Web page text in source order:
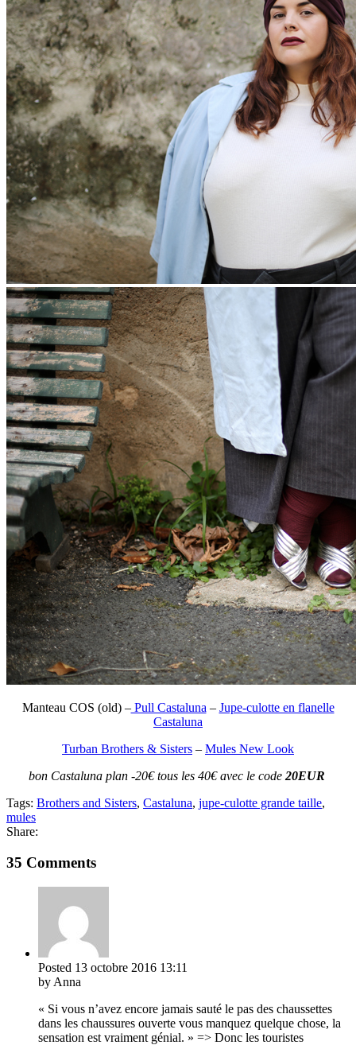
Manteau COS (old) –Pull Castaluna – Jupe-culotte en flanelle
Castaluna
Turban Brothers & Sisters – Mules New Look
bon Castaluna plan -20€ tous les 40€ avec le code 20EUR
Tags: Brothers and Sisters, Castaluna, jupe-culotte grande taille,
mules
Share:
35 Comments
Posted 13 octobre 2016 13:11
by Anna
« Si vous n’avez encore jamais sauté le pas des chaussettes
dans les chaussures ouverte vous manquez quelque chose, la
sensation est vraiment génial. » => Donc les touristes